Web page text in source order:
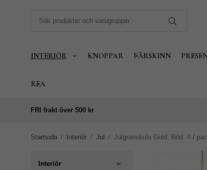
INTERIÖR KNOPPAR FÅRSKINN
REA
FRI frakt över 500 kr
Startsida / Interiör / Jul / Julgranskula Guld, Röd. 4 /
Interiör